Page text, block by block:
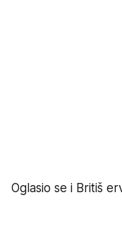
Oglasio se i Britiš